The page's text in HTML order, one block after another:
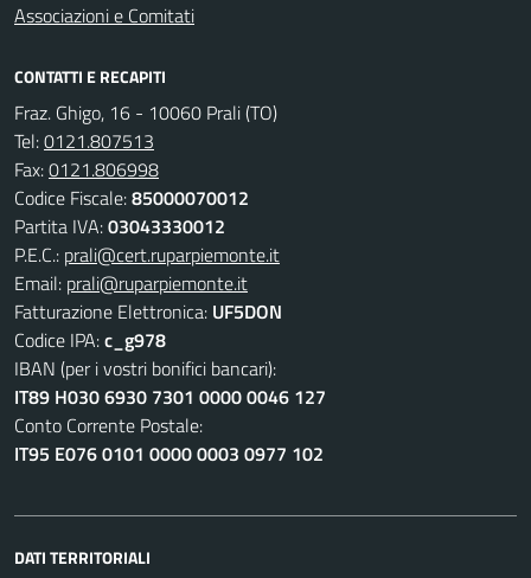
Associazioni e Comitati
CONTATTI E RECAPITI
Fraz. Ghigo, 16 - 10060 Prali (TO)
Tel:0121.807513
Fax:0121.806998
Codice Fiscale:85000070012
Partita IVA:03043330012
P.E.C.: prali@cert.ruparpiemonte.it
Email: prali@ruparpiemonte.it
Fatturazione Elettronica: UF5DON
Codice IPA:c_g978
IBAN (per i vostri bonifici bancari):
IT89 H030 6930 7301 0000 0046 127
Conto Corrente Postale:
IT95 E076 0101 0000 0003 0977 102
DATI TERRITORIALI